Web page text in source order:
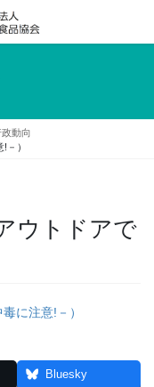
政動向
－）
ウトドアで
に注意!－）
Bluesky